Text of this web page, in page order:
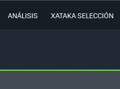
ANÁLISIS XATAKA SELECCIÓN